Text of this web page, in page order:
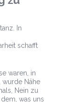
In
schafft
waren, in
wurde Nähe
Nein zu
was uns